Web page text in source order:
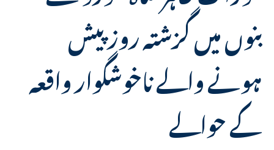
بنوں میں گزشتہ روز پیش
ہونے والے ناخوشگوار واقعہ
کے حوالے